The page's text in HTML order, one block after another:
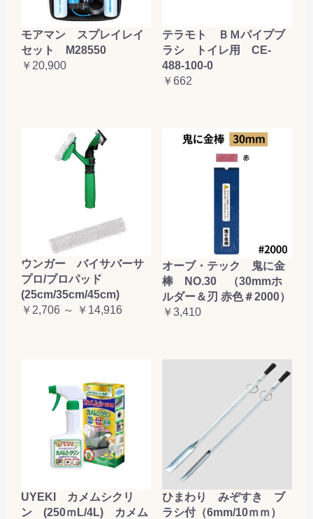
モアマン スプレイレイ
セット M28550
￥20,900
テラモト ＢＭパイプブ
ラシ トイレ用 CE-
488-100-0
￥662
ウンガー バイサバーサ
プロ/プロパッド
(25cm/35cm/45cm)
￥2,706 ～ ￥14,916
オーブ・テック 鬼に金
棒 NO.30 （30mmホ
ルダー＆刃 赤色＃2000）
￥3,410
UYEKI カメムシクリ
ン (250ｍL/4L) カメム
ひまわり みぞすき ブ
ラシ付（6mm/10ｍｍ）